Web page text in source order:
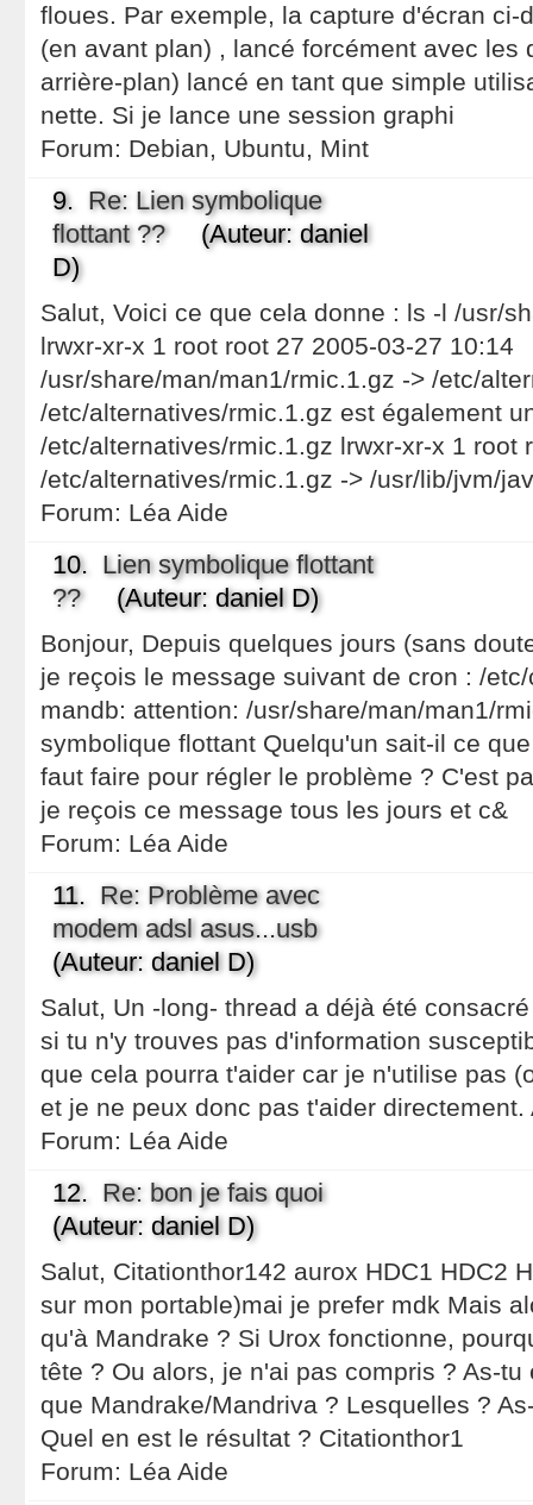
floues. Par exemple, la capture d'écran ci-
(en avant plan) , lancé forcément avec les
arrière-plan) lancé en tant que simple
nette. Si je lance une session graphi
Forum: Debian, Ubuntu, Mint
9. Re: Lien symbolique
flottant ??(Auteur: daniel
D)
Salut, Voici ce que cela donne : ls -l /usr/
lrwxr-xr-x 1 root root 27 2005-03-27 10:14
/usr/share/man/man1/rmic.1.gz -> /etc/
/etc/alternatives/rmic.1.gz est également
/etc/alternatives/rmic.1.gz lrwxr-xr-x 1 root
/etc/alternatives/rmic.1.gz -> /usr/lib/jvm/
Forum: Léa Aide
10. Lien symbolique flottant
??(Auteur: daniel D)
Bonjour, Depuis quelques jours (sans
je reçois le message suivant de cron : /
mandb: attention: /usr/share/man/man1/
symbolique flottant Quelqu'un sait-il ce
faut faire pour régler le problème ? C'est
je reçois ce message tous les jours et c&
Forum: Léa Aide
11. Re: Problème avec
modem adsl asus...usb
(Auteur: daniel D)
Salut, Un -long- thread a déjà été
si tu n'y trouves pas d'information
que cela pourra t'aider car je n'utilise pas
et je ne peux donc pas t'aider directement.
Forum: Léa Aide
12. Re: bon je fais quoi
(Auteur: daniel D)
Salut, Citationthor142 aurox HDC1 HDC2
sur mon portable)mai je prefer mdk Mais
qu'à Mandrake ? Si Urox fonctionne,
tête ? Ou alors, je n'ai pas compris ? As-
que Mandrake/Mandriva ? Lesquelles ?
Quel en est le résultat ? Citationthor1
Forum: Léa Aide